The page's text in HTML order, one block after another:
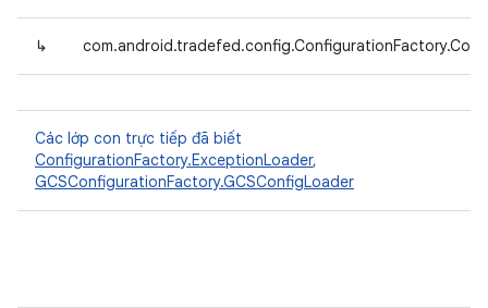
↳
Các lớp con trực tiếp đã biết
ConfigurationFactory.ExceptionLoader,
GCSConfigurationFactory.GCSConfigLoader